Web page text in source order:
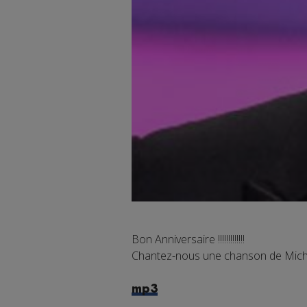
Bon Anniversaire !!!!!!!!!!!!!
Chantez-nous une chanson de
mp3